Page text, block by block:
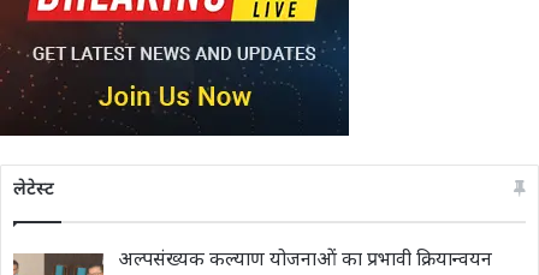
लेटेस्ट
अल्पसंख्यक कल्याण योजनाओं का प्रभावी क्रियान्वयन